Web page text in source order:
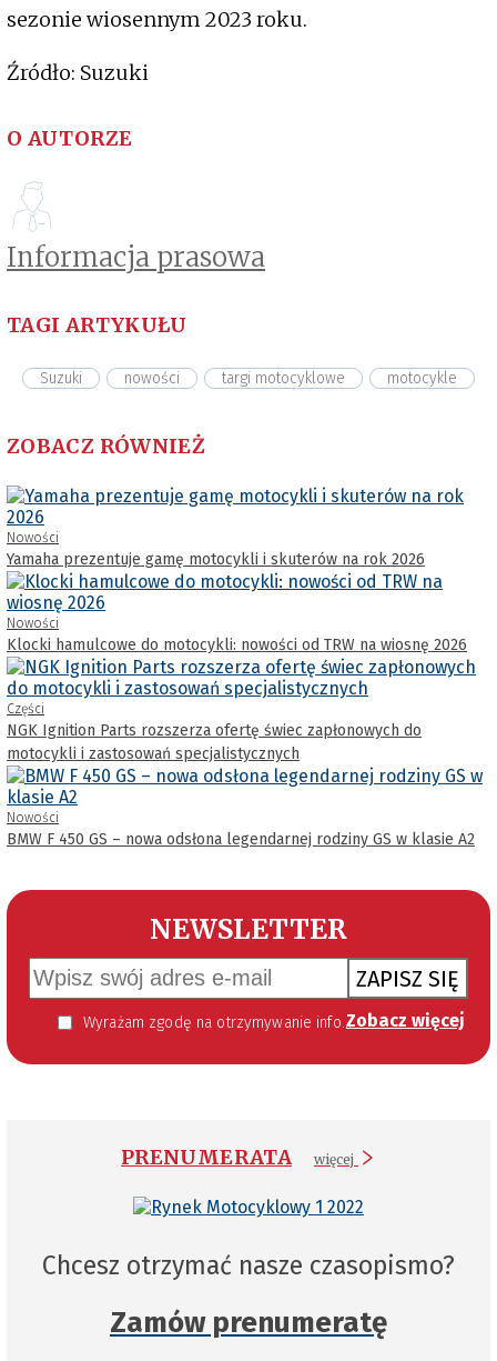
sezonie wiosennym 2023 roku.
Źródło: Suzuki
O AUTORZE
Informacja prasowa
TAGI ARTYKUŁU
Suzuki nowości targi motocyklowe motocykle
ZOBACZ RÓWNIEŻ
Nowości
Yamaha prezentuje gamę motocykli i skuterów na rok 2026
Nowości
Klocki hamulcowe do motocykli: nowości od TRW na wiosnę 2026
Części
NGK Ignition Parts rozszerza ofertę świec zapłonowych do
motocykli i zastosowań specjalistycznych
Nowości
BMW F 450 GS – nowa odsłona legendarnej rodziny GS w klasie A2
NEWSLETTER
ZAPISZ SIĘ
Wyrażam zgodę na otrzymywanie informacji handlowej kierowanej do mnie za pomocą środków komunikacji elektronicznej w szczególności poczty elektronicznej zgodnie z przepisem art. 10 ust 2 ustawy z dnia 18 lipca 2002 roku o świadczeniu usług drogą elektroniczną (Dz. U. 144 z 2002 r. poz. 1204). Zgoda jest dobrowolna, jednak jej wyrażenie jest konieczne, aby otrzymywać newsletter. Zobacz więcej
PRENUMERATA więcej
Chcesz otrzymać nasze czasopismo?
Zamów prenumeratę